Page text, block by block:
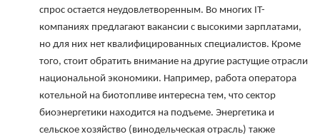
спрос остается неудовлетворенным. Во многих IT-
компаниях предлагают вакансии с высокими зарплатами,
но для них нет квалифицированных специалистов. Кроме
того, стоит обратить внимание на другие растущие отрасли
национальной экономики. Например, работа оператора
котельной на биотопливе интересна тем, что сектор
биоэнергетики находится на подъеме. Энергетика и
сельское хозяйство (винодельческая отрасль) также